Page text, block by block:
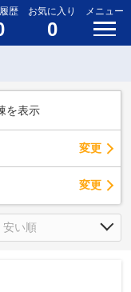
歴 お気に入り
0
メニュー
を表示
変更
変更